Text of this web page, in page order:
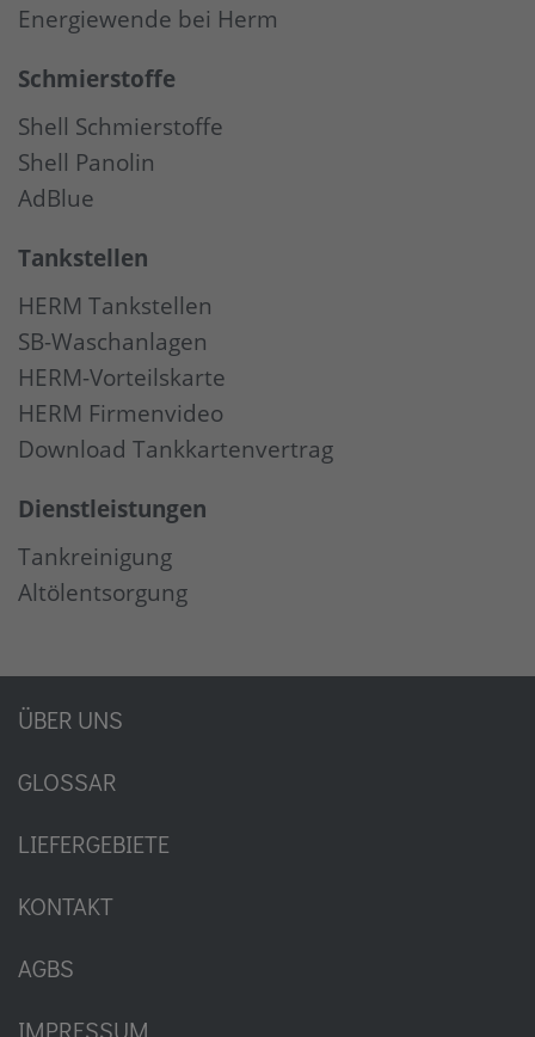
Energiewende bei Herm
Schmierstoffe
Shell Schmierstoffe
Shell Panolin
AdBlue
Tankstellen
HERM Tankstellen
SB-Waschanlagen
HERM-Vorteilskarte
HERM Firmenvideo
Download Tankkartenvertrag
Dienstleistungen
Tankreinigung
Altölentsorgung
ÜBER UNS
GLOSSAR
LIEFERGEBIETE
KONTAKT
AGBS
IMPRESSUM